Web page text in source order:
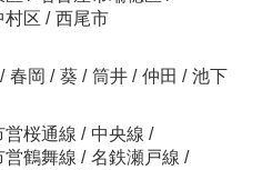
村区 / 西尾市
/ 春岡 / 葵 / 筒井 / 仲田 / 池下
営桜通線 / 中央線 /
営鶴舞線 / 名鉄瀬戸線 /